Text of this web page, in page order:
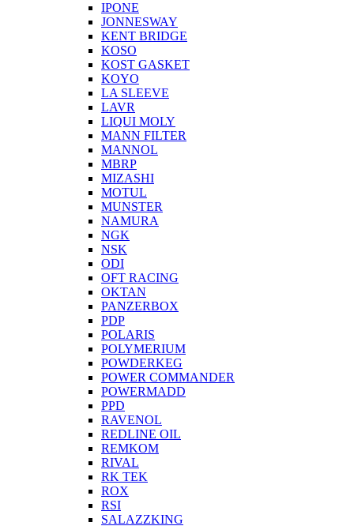
IPONE
JONNESWAY
KENT BRIDGE
KOSO
KOST GASKET
KOYO
LA SLEEVE
LAVR
LIQUI MOLY
MANN FILTER
MANNOL
MBRP
MIZASHI
MOTUL
MUNSTER
NAMURA
NGK
NSK
ODI
OFT RACING
OKTAN
PANZERBOX
PDP
POLARIS
POLYMERIUM
POWDERKEG
POWER COMMANDER
POWERMADD
PPD
RAVENOL
REDLINE OIL
REMKOM
RIVAL
RK TEK
ROX
RSI
SALAZZKING